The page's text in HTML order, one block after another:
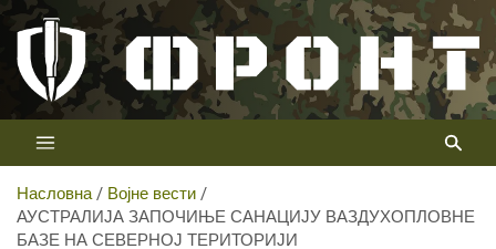
Скип
цонтент
Телевизија ФРОНТ
Први војни канал у Србији
Насловна
Војне вести
АУСТРАЛИЈА ЗАПОЧИЊЕ САНАЦИЈУ ВАЗДУХОПЛОВНЕ
БАЗЕ НА СЕВЕРНОЈ ТЕРИТОРИЈИ